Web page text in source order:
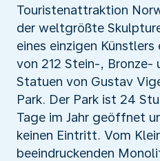
Touristenattraktion
der weltgrößte
eines einzigen
von 212 Stein-, Bronze-
Statuen von Gustav
Park. Der Park ist 24
Tage im Jahr geöffnet
keinen Eintritt. Vom
beeindruckenden